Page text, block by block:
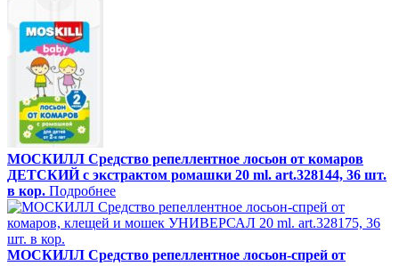
МОСКИЛЛ Средство репеллентное лосьон от комаров
ДЕТСКИЙ с экстрактом ромашки 20 ml. art.328144, 36 шт.
в кор. Подробнее
МОСКИЛЛ Средство репеллентное лосьон-спрей от